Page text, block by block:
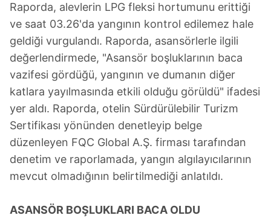
Raporda, alevlerin LPG fleksi hortumunu erittiği
ve saat 03.26'da yangının kontrol edilemez hale
geldiği vurgulandı. Raporda, asansörlerle ilgili
değerlendirmede, "Asansör boşluklarının baca
vazifesi gördüğü, yangının ve dumanın diğer
katlara yayılmasında etkili olduğu görüldü" ifadesi
yer aldı. Raporda, otelin Sürdürülebilir Turizm
Sertifikası yönünden denetleyip belge
düzenleyen FQC Global A.Ş. firması tarafından
denetim ve raporlamada, yangın algılayıcılarının
mevcut olmadığının belirtilmediği anlatıldı.
ASANSÖR BOŞLUKLARI BACA OLDU